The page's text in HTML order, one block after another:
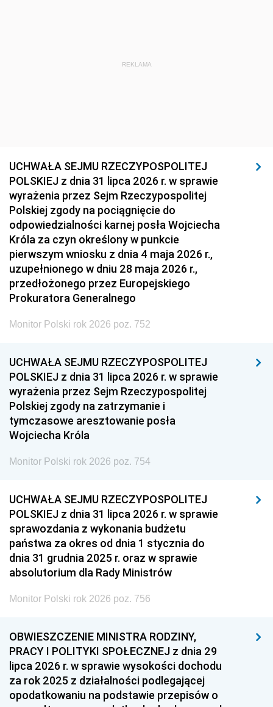
REKLAMA
UCHWAŁA SEJMU RZECZYPOSPOLITEJ
POLSKIEJ z dnia 31 lipca 2026 r. w sprawie
wyrażenia przez Sejm Rzeczypospolitej
Polskiej zgody na pociągnięcie do
odpowiedzialności karnej posła Wojciecha
Króla za czyn określony w punkcie
pierwszym wniosku z dnia 4 maja 2026 r.,
uzupełnionego w dniu 28 maja 2026 r.,
przedłożonego przez Europejskiego
Prokuratora Generalnego
Monitor Polski rok 2026 poz. 752
UCHWAŁA SEJMU RZECZYPOSPOLITEJ
POLSKIEJ z dnia 31 lipca 2026 r. w sprawie
wyrażenia przez Sejm Rzeczypospolitej
Polskiej zgody na zatrzymanie i
tymczasowe aresztowanie posła
Wojciecha Króla
Monitor Polski rok 2026 poz. 754
UCHWAŁA SEJMU RZECZYPOSPOLITEJ
POLSKIEJ z dnia 31 lipca 2026 r. w sprawie
sprawozdania z wykonania budżetu
państwa za okres od dnia 1 stycznia do
dnia 31 grudnia 2025 r. oraz w sprawie
absolutorium dla Rady Ministrów
Monitor Polski rok 2026 poz. 756
OBWIESZCZENIE MINISTRA RODZINY,
PRACY I POLITYKI SPOŁECZNEJ z dnia 29
lipca 2026 r. w sprawie wysokości dochodu
za rok 2025 z działalności podlegającej
opodatkowaniu na podstawie przepisów o